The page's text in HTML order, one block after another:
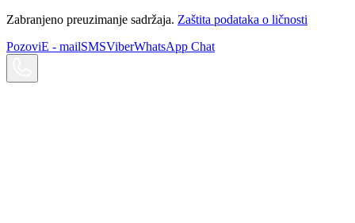
Zabranjeno preuzimanje sadržaja. Zaštita podataka o ličnosti
PozoviE - mailSMSViberWhatsApp Chat